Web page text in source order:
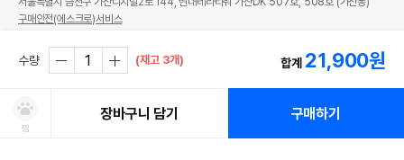
수량 (재고 3개) 합계 21,900원
찜
장바구니 담기 구매하기
구매안전(에스크로)서비스